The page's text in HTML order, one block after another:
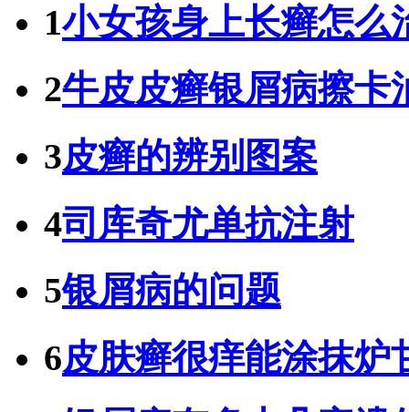
1小女孩身上长癣怎么
2牛皮皮癣银屑病擦卡
3皮癣的辨别图案
4司库奇尤单抗注射
5银屑病的问题
6皮肤癣很痒能涂抹炉